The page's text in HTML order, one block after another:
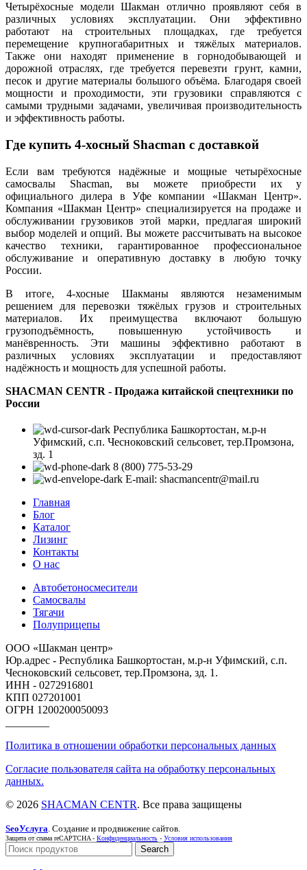
Четырёхосные модели Шакман отлично проявляют себя в
различных условиях эксплуатации. Они эффективно
работают на строительных площадках, где требуется
перемещение крупногабаритных и тяжёлых материалов.
Также они находят применение в горнодобывающей и
дорожной отраслях, где требуется перевезти грунт, камни,
песок и другие материалы большого объёма. Благодаря своей
мощности и проходимости, эти грузовики справляются с
самыми трудными задачами, увеличивая производительность
и эффективность работы.
Где купить 4-хосный Shacman с доставкой
Если вам требуются надёжные и мощные четырёхосные
самосвалы Shacman, вы можете приобрести их у
официального дилера в Уфе компании «Шакман Центр».
Компания «Шакман Центр» специализируется на продаже и
обслуживании грузовиков этой марки, предлагая широкий
выбор моделей и опций. Вы можете рассчитывать на высокое
качество техники, гарантированное профессиональное
обслуживание и оперативную доставку в любую точку
России.
В итоге, 4-хосные Шакманы являются незаменимым
решением для перевозки тяжёлых грузов и строительных
материалов. Их преимущества включают большую
грузоподъёмность, повышенную устойчивость и
манёвренность. Эти машины эффективно работают в
различных условиях эксплуатации и предоставляют
надёжность и мощность для успешной работы.
SHACMAN CENTR - Продажа китайской спецтехники по
России
Республика Башкортостан, м.р-н
Уфимский, с.п. Чесноковский сельсовет, тер.Промзона,
зд. 1
8 (800) 775-53-29
E-mail: shacmancentr@mail.ru
Главная
Блог
Каталог
Лизинг
Контакты
О нас
Автобетоносмесители
Самосвалы
Тягачи
Полуприцепы
ООО «Шакман центр»
Юр.адрес - Республика Башкортостан, м.р-н Уфимский, с.п.
Чесноковский сельсовет, тер.Промзона, зд. 1.
ИНН - 0272916801
КПП 027201001
ОГРН 1200200050093
Политика в отношении обработки персональных данных
Согласие пользователя сайта на обработку персональных
данных.
© 2026 SHACMAN CENTR. Все права защищены
SeoУслуга . Создание и продвижение сайтов.
Защита от спама reCAPTCHA - Конфиденциальность - Условия использования
Search